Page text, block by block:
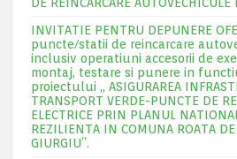
INVITATIE PENTRU DEPUNERE
puncte/statii de reincarcare
inclusiv operatiuni accesorii de
montaj, testare si punere in
proiectului „ ASIGURAREA
TRANSPORT VERDE-PUNCTE DE
ELECTRICE PRIN PLANUL
REZILIENTA IN COMUNA ROATA DE
GIURGIU”.